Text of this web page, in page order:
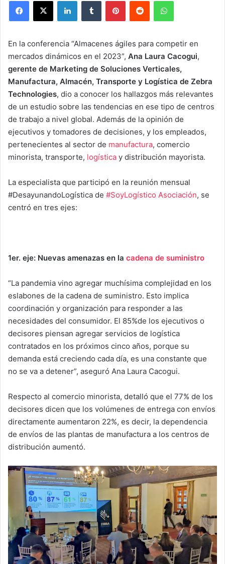
En la conferencia “Almacenes ágiles para competir en
mercados dinámicos en el 2023”, Ana Laura Cacogui,
gerente de Marketing de Soluciones Verticales,
Manufactura, Almacén, Transporte y Logística de Zebra
Technologies, dio a conocer los hallazgos más relevantes
de un estudio sobre las tendencias en ese tipo de centros
de trabajo a nivel global. Además de la opinión de
ejecutivos y tomadores de decisiones, y los empleados,
pertenecientes al sector de manufactura, comercio
minorista, transporte, logística y distribución mayorista.
La especialista que participó en la reunión mensual
#DesayunandoLogística de #SoyLogístico Asociación, se
centró en tres ejes:
1er. eje: Nuevas amenazas en la cadena de suministro
“La pandemia vino agregar muchísima complejidad en los
eslabones de la cadena de suministro. Esto implica
coordinación y organización para responder a las
necesidades del consumidor. El 85%de los ejecutivos o
decisores piensan agregar servicios de logística
contratados en los próximos cinco años, porque su
demanda está creciendo cada día, es una constante que
no se va a detener”, aseguró Ana Laura Cacogui.
Respecto al comercio minorista, detalló que el 77% de los
decisores dicen que los volúmenes de entrega con envíos
directamente aumentaron 22%, es decir, la dependencia
de envíos de las plantas de manufactura a los centros de
distribución aumentó.